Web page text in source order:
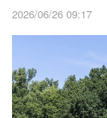
2026/06/26 09:17